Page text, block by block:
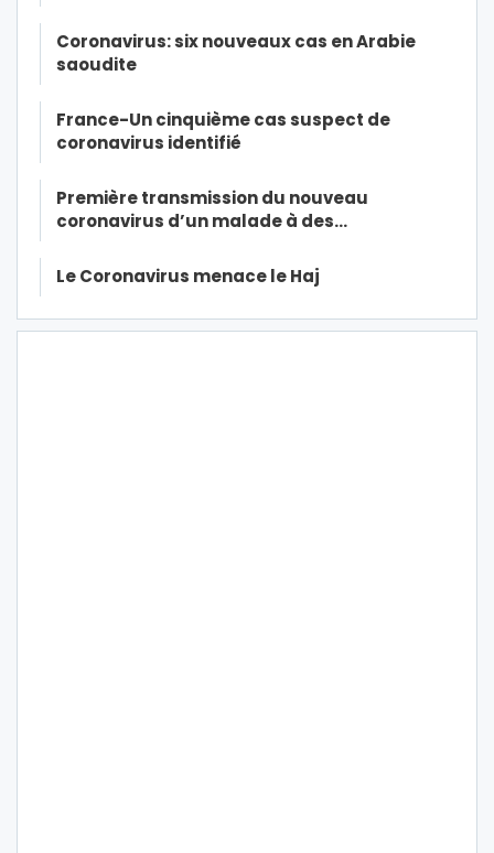
Coronavirus: six nouveaux cas en Arabie
saoudite
France-Un cinquième cas suspect de
coronavirus identifié
Première transmission du nouveau
coronavirus d’un malade à des…
Le Coronavirus menace le Haj